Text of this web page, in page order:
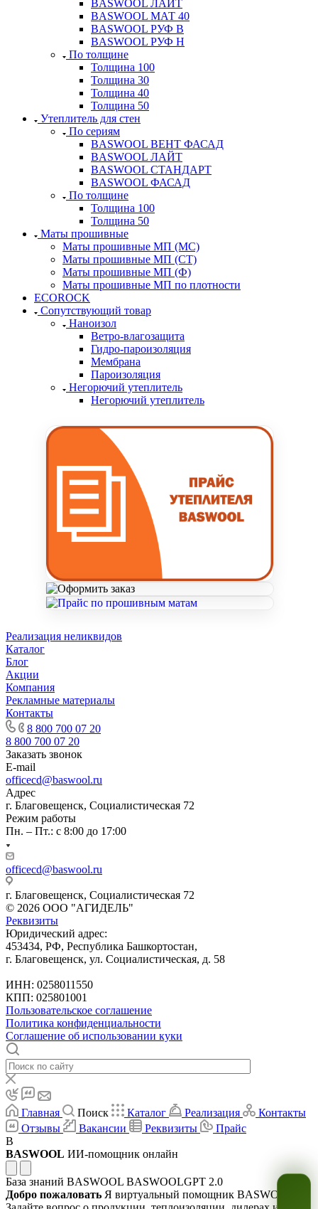
BASWOOL ЛАЙТ
BASWOOL МАТ 40
BASWOOL РУФ В
BASWOOL РУФ Н
По толщине
Толщина 100
Толщина 30
Толщина 40
Толщина 50
Утеплитель для стен
По сериям
BASWOOL ВЕНТ ФАСАД
BASWOOL ЛАЙТ
BASWOOL СТАНДАРТ
BASWOOL ФАСАД
По толщине
Толщина 100
Толщина 50
Маты прошивные
Маты прошивные МП (МС)
Маты прошивные МП (СТ)
Маты прошивные МП (Ф)
Маты прошивные МП по плотности
ECOROCK
Сопутствующий товар
Наноизол
Ветро-влагозащита
Гидро-пароизоляция
Мембрана
Пароизоляция
Негорючий утеплитель
Негорючий утеплитель
Реализация неликвидов
Каталог
Блог
Акции
Компания
Рекламные материалы
Контакты
8 800 700 07 20
8 800 700 07 20
Заказать звонок
E-mail
officecd@baswool.ru
Адрес
г. Благовещенск, Социалистическая 72
Режим работы
Пн. – Пт.: с 8:00 до 17:00
officecd@baswool.ru
г. Благовещенск, Социалистическая 72
© 2026 ООО "АГИДЕЛЬ"
Реквизиты
Юридический адрес:
453434, РФ, Республика Башкортостан,
г. Благовещенск, ул. Социалистическая, д. 58
ИНН: 0258011550
КПП: 025801001
Пользовательское соглашение
Политика конфиденциальности
Соглашение об использовании куки
Главная Поиск Каталог Реализация
Контакты
Отзывы
Вакансии Реквизиты
Прайс
B
BASWOOL ИИ-помощник онлайн
База знаний BASWOOL BASWOOLGPT 2.0
Добро пожаловать Я виртуальный помощник BASWOOL.